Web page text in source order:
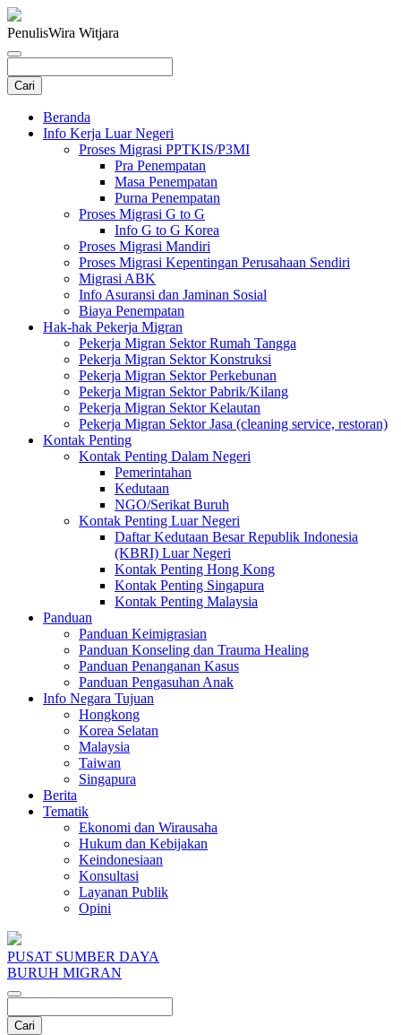
PenulisWira Witjara
Beranda
Info Kerja Luar Negeri
Proses Migrasi PPTKIS/P3MI
Pra Penempatan
Masa Penempatan
Purna Penempatan
Proses Migrasi G to G
Info G to G Korea
Proses Migrasi Mandiri
Proses Migrasi Kepentingan Perusahaan Sendiri
Migrasi ABK
Info Asuransi dan Jaminan Sosial
Biaya Penempatan
Hak-hak Pekerja Migran
Pekerja Migran Sektor Rumah Tangga
Pekerja Migran Sektor Konstruksi
Pekerja Migran Sektor Perkebunan
Pekerja Migran Sektor Pabrik/Kilang
Pekerja Migran Sektor Kelautan
Pekerja Migran Sektor Jasa (cleaning service, restoran)
Kontak Penting
Kontak Penting Dalam Negeri
Pemerintahan
Kedutaan
NGO/Serikat Buruh
Kontak Penting Luar Negeri
Daftar Kedutaan Besar Republik Indonesia
(KBRI) Luar Negeri
Kontak Penting Hong Kong
Kontak Penting Singapura
Kontak Penting Malaysia
Panduan
Panduan Keimigrasian
Panduan Konseling dan Trauma Healing
Panduan Penanganan Kasus
Panduan Pengasuhan Anak
Info Negara Tujuan
Hongkong
Korea Selatan
Malaysia
Taiwan
Singapura
Berita
Tematik
Ekonomi dan Wirausaha
Hukum dan Kebijakan
Keindonesiaan
Konsultasi
Layanan Publik
Opini
PUSAT SUMBER DAYA
BURUH MIGRAN